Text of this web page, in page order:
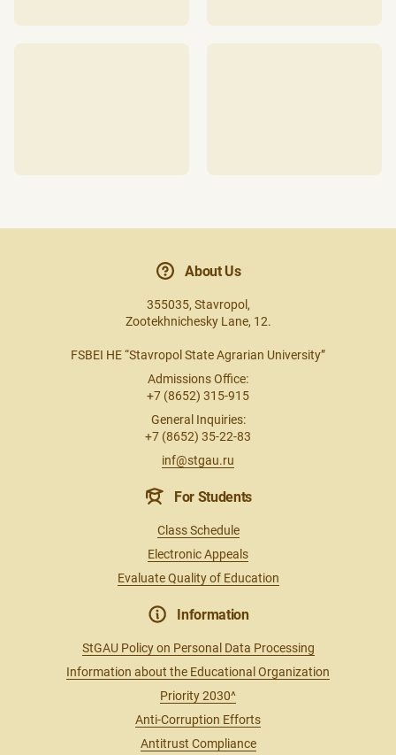
About Us
355035, Stavropol,
Zootekhnichesky Lane, 12.
FSBEI HE “Stavropol State Agrarian University”
Admissions Office:
+7 (8652) 315-915
General Inquiries:
+7 (8652) 35-22-83
inf@stgau.ru
For Students
Class Schedule
Electronic Appeals
Evaluate Quality of Education
Information
StGAU Policy on Personal Data Processing
Information about the Educational Organization
Priority 2030^
Anti-Corruption Efforts
Antitrust Compliance